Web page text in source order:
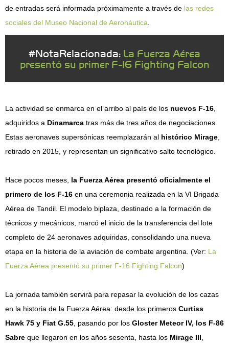
de entradas será informada próximamente a través de las redes
sociales del Museo Nacional de Aeronáutica
#NotaRelacionada: La Fuerza Aérea
presentó su primer F-16 Fighting Falcon
La actividad se enmarca en el arribo al país de los nuevos F-16
adquiridos a Dinamarca tras más de tres años de negociaciones.
Estas aeronaves supersónicas reemplazarán al histórico Mirage
retirado en 2015, y representan un significativo salto tecnológico.
Hace pocos meses, la Fuerza Aérea presentó oficialmente el
primero de los F-16 en una ceremonia realizada en la VI Brigada
Aérea de Tandil. El modelo biplaza, destinado a la formación de
técnicos y mecánicos, marcó el inicio de la transferencia del lote
completo de 24 aeronaves adquiridas, consolidando una nueva
etapa en la historia de la aviación de combate argentina. (Ver: La
Fuerza Aérea presentó su primer F-16 Fighting Falcon)
La jornada también servirá para repasar la evolución de los cazas
en la historia de la Fuerza Aérea: desde los primeros Curtiss
Hawk 75 y Fiat G.55 , pasando por los Gloster Meteor IV, los F-86
Sabre que llegaron en los años sesenta, hasta los Mirage III